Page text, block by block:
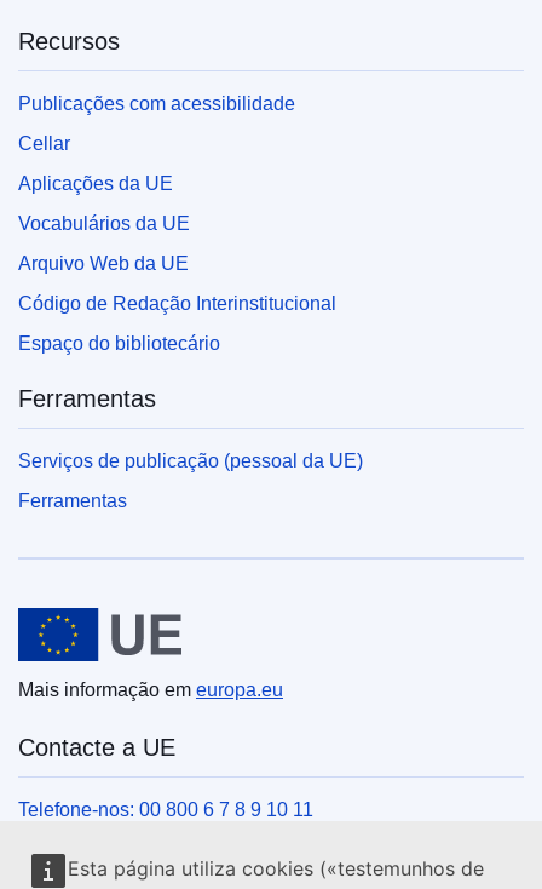
Esta página utiliza cookies («testemunhos de
Recursos
Publicações com acessibilidade
Cellar
Aplicações da UE
Vocabulários da UE
Arquivo Web da UE
Código de Redação Interinstitucional
Espaço do bibliotecário
Ferramentas
Serviços de publicação (pessoal da UE)
Ferramentas
União Europeia
Mais informação em europa.eu
Contacte a UE
Telefone-nos: 00 800 6 7 8 9 10 11
Veja outros contactos telefónicos